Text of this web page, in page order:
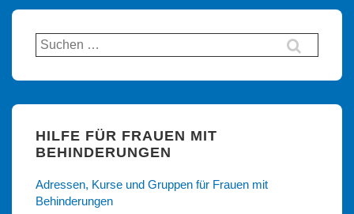
Suchen
nach:
HILFE FÜR FRAUEN MIT
BEHINDERUNGEN
Adressen, Kurse und Gruppen für Frauen mit
Behinderungen